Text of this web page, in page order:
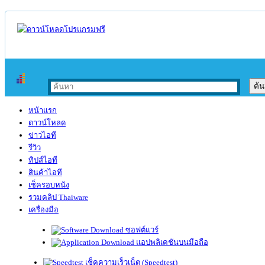
หน้าแรก
ดาวน์โหลด
ข่าวไอที
รีวิว
ทิปส์ไอที
สินค้าไอที
เช็ครอบหนัง
รวมคลิป Thaiware
เครื่องมือ
ซอฟต์แวร์
แอปพลิเคชันบนมือถือ
เช็คความเร็วเน็ต (Speedtest)